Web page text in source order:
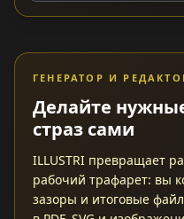
ГЕНЕРАТОР И
Делайте
страз сами
ILLUSTRI превращает
рабочий трафарет: вы
зазоры и итоговые